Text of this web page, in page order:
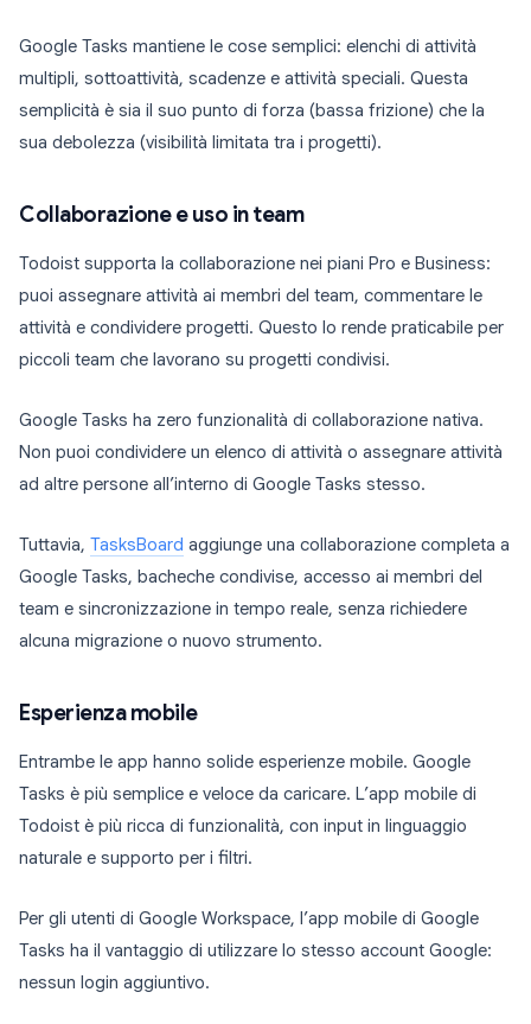
Google Tasks mantiene le cose semplici: elenchi di attività
multipli, sottoattività, scadenze e attività speciali. Questa
semplicità è sia il suo punto di forza (bassa frizione) che la
sua debolezza (visibilità limitata tra i progetti).
Collaborazione e uso in team
Todoist supporta la collaborazione nei piani Pro e Business:
puoi assegnare attività ai membri del team, commentare le
attività e condividere progetti. Questo lo rende praticabile per
piccoli team che lavorano su progetti condivisi.
Google Tasks ha zero funzionalità di collaborazione nativa.
Non puoi condividere un elenco di attività o assegnare attività
ad altre persone all’interno di Google Tasks stesso.
Tuttavia, TasksBoard aggiunge una collaborazione completa a
Google Tasks, bacheche condivise, accesso ai membri del
team e sincronizzazione in tempo reale, senza richiedere
alcuna migrazione o nuovo strumento.
Esperienza mobile
Entrambe le app hanno solide esperienze mobile. Google
Tasks è più semplice e veloce da caricare. L’app mobile di
Todoist è più ricca di funzionalità, con input in linguaggio
naturale e supporto per i filtri.
Per gli utenti di Google Workspace, l’app mobile di Google
Tasks ha il vantaggio di utilizzare lo stesso account Google:
nessun login aggiuntivo.